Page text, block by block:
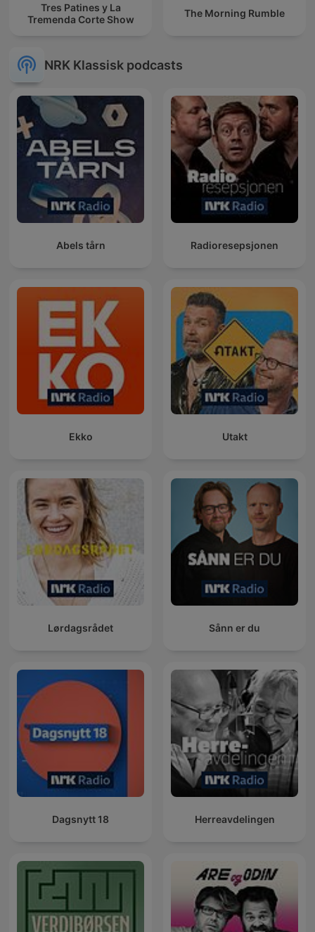
Tres Patines y La
Tremenda Corte Show
The Morning Rumble
NRK Klassisk podcasts
Abels tårn Radioresepsjonen
Ekko Utakt
Lørdagsrådet Sånn er du
Dagsnytt 18 Herreavdelingen